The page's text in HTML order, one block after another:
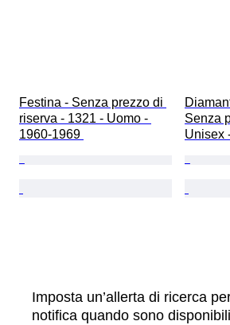
Festina - Senza prezzo di
riserva - 1321 - Uomo -
1960-1969
Senza
Unisex
Imposta un’allerta di ricerca
notifica quando sono